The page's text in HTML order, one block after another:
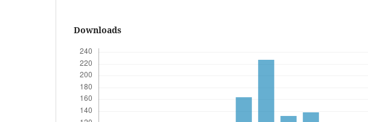
Downloads